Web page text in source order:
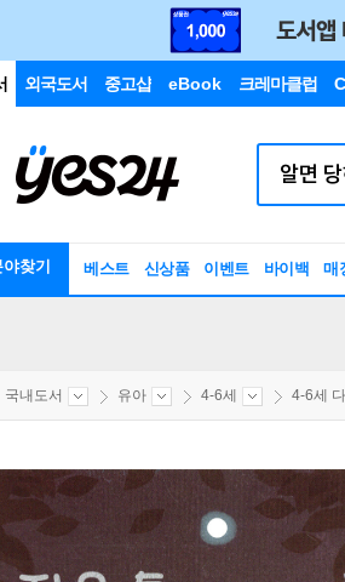
외국도서 중고샵 eBook 크레마클럽
찾기 베스트 신상품 이벤트 바이백 매
국내도서 유아 4-6세 4-6세